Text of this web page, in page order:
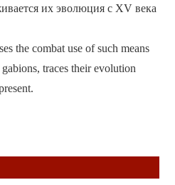
их эволюция с XV века
the combat use of such means
traces their evolution